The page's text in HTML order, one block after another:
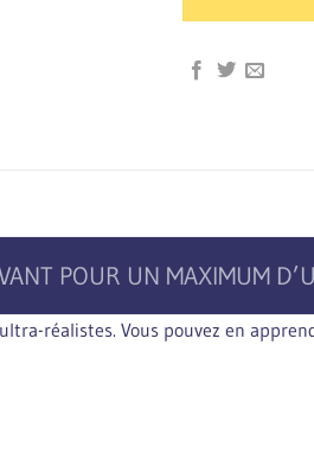
POUR UN MAXIMUM
réalistes. Vous pouvez en